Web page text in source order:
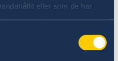
eller som de har
deras tjänster.
Eve